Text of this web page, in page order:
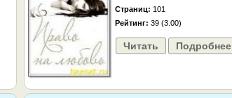
Страниц: 101
Рейтинг: 39 (3.00)
Читать Подробнее